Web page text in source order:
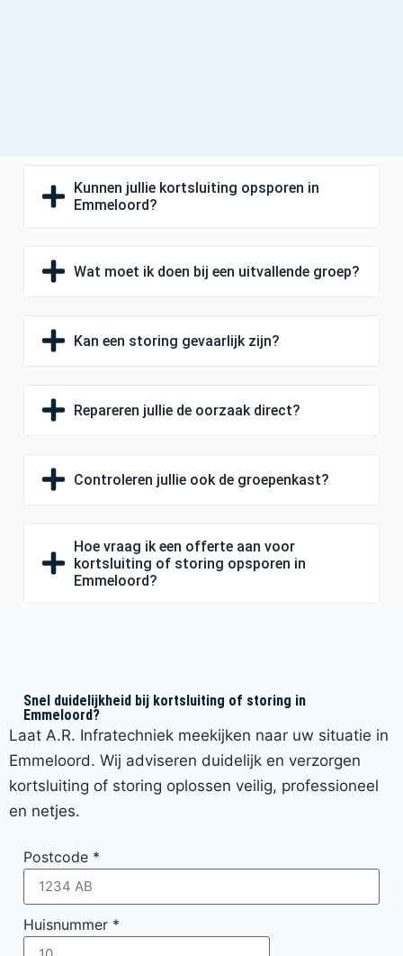
Kunnen jullie kortsluiting opsporen in
Emmeloord?
Wat moet ik doen bij een uitvallende groep?
Kan een storing gevaarlijk zijn?
Repareren jullie de oorzaak direct?
Controleren jullie ook de groepenkast?
Hoe vraag ik een offerte aan voor
kortsluiting of storing opsporen in
Emmeloord?
Snel duidelijkheid bij kortsluiting of storing in
Emmeloord?
Laat A.R. Infratechniek meekijken naar uw situatie in
Emmeloord. Wij adviseren duidelijk en verzorgen
kortsluiting of storing oplossen veilig, professioneel
en netjes.
Postcode *
Huisnummer *